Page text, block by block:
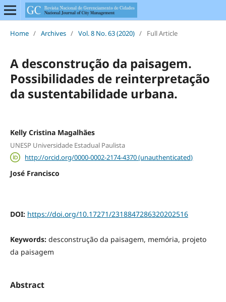
Home / Archives / Vol. 8 No. 63 (2020) / Full Article
A desconstrução da paisagem.
Possibilidades de reinterpretação
da sustentabilidade urbana.
Kelly Cristina Magalhães
UNESP Universidade Estadual Paulista
http://orcid.org/0000-0002-2174-4370 (unauthenticated)
José Francisco
DOI: https://doi.org/10.17271/2318847286320202516
Keywords: desconstrução da paisagem, memória, projeto
da paisagem
Abstract